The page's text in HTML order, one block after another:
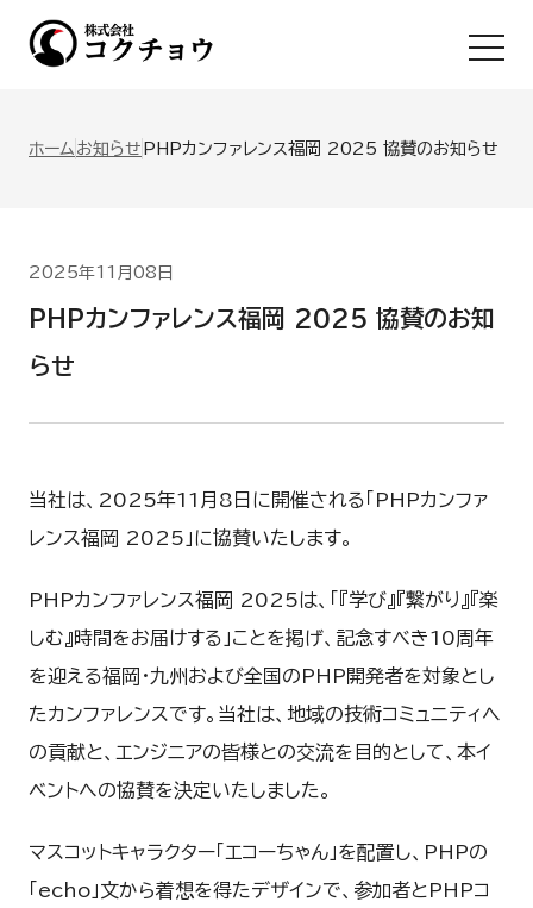
ホーム お知らせ PHPカンファレンス福岡 2025 協賛のお知らせ
2025年11月08日
PHPカンファレンス福岡 2025 協賛のお知
らせ
当社は、2025年11月8日に開催される「PHPカンファ
レンス福岡 2025」に協賛いたします。
PHPカンファレンス福岡 2025は、「『学び』『繋がり』『楽
しむ』時間をお届けする」ことを掲げ、記念すべき10周年
を迎える福岡・九州および全国のPHP開発者を対象とし
たカンファレンスです。当社は、地域の技術コミュニティへ
の貢献と、エンジニアの皆様との交流を目的として、本イ
ベントへの協賛を決定いたしました。
マスコットキャラクター「エコーちゃん」を配置し、PHPの
「echo」文から着想を得たデザインで、参加者とPHPコ